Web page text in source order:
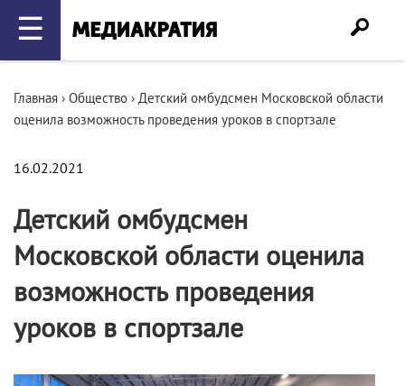
☰
Главная › Общество › Детский омбудсмен Московской области
оценила возможность проведения уроков в спортзале
16.02.2021
Детский омбудсмен
Московской области оценила
возможность проведения
уроков в спортзале